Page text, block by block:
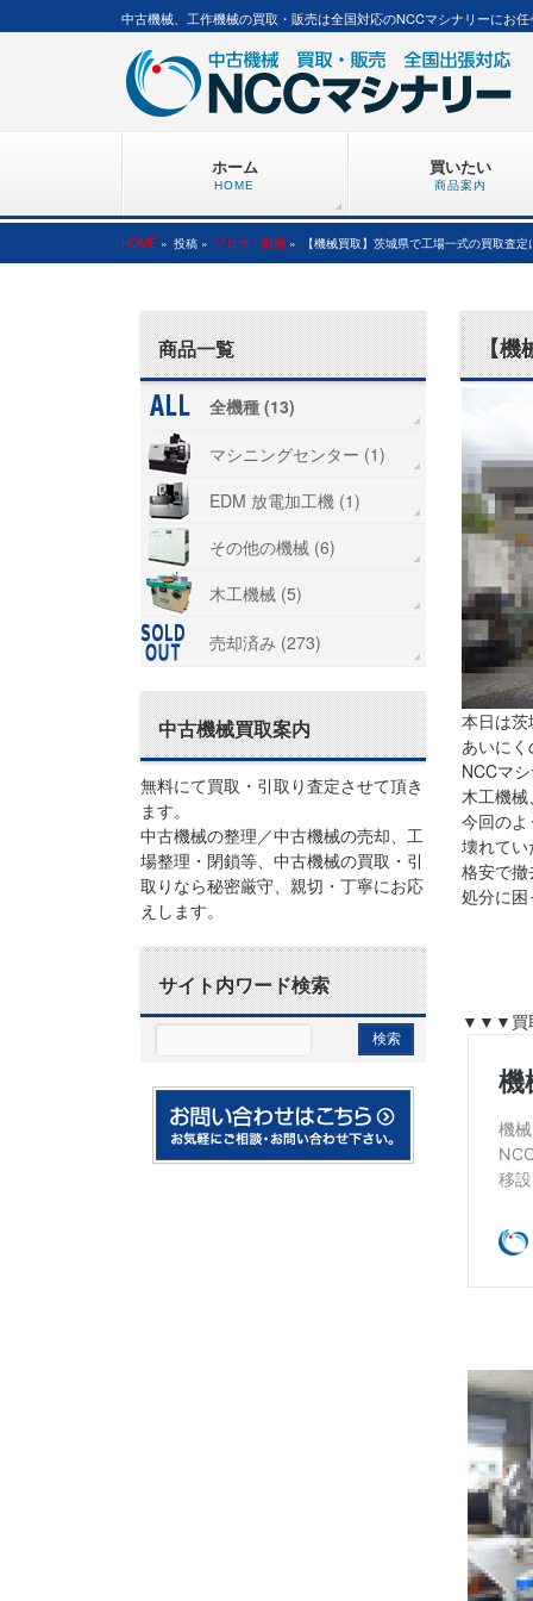
中古機械、工作機械の買取・販売は全国対応のNCCマシナリーにお
ホーム
HOME
買いたい
商品案内
HOME » 投稿 » ブログ・動画 » 【機械買取】茨城県で工場一式の買取査
【機
本日は
あいに
NCCマ
木工機
今回の
壊れて
格安で
処分に
▼▼▼買
商品一覧
全機種 (13)
マシニングセンター (1)
EDM 放電加工機 (1)
その他の機械 (6)
木工機械 (5)
売却済み (273)
中古機械買取案内
無料にて買取・引取り査定させて頂き
ます。
中古機械の整理／中古機械の売却、工
場整理・閉鎖等、中古機械の買取・引
取りなら秘密厳守、親切・丁寧にお応
えします。
サイト内ワード検索